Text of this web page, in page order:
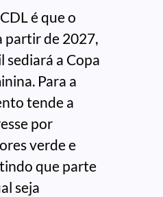
é que o
partir de 2027,
sediará a Copa
Para a
tende a
por
verde e
que parte
seja